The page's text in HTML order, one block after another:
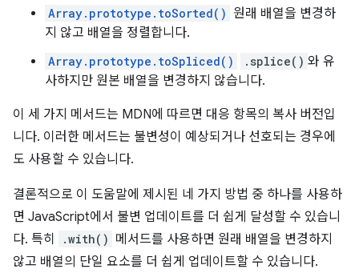
Array.prototype.toSorted() 원래 배열을 변경하
지 않고 배열을 정렬합니다.
Array.prototype.toSpliced() .splice() 와 유
사하지만 원본 배열을 변경하지 않습니다.
이 세 가지 메서드는 MDN에 따르면 대응 항목의 복사 버전입
니다. 이러한 메서드는 불변성이 예상되거나 선호되는 경우에
도 사용할 수 있습니다.
결론적으로 이 도움말에 제시된 네 가지 방법 중 하나를 사용하
면 JavaScript에서 불변 업데이트를 더 쉽게 달성할 수 있습니
다. 특히
.with() 메서드를 사용하면 원래 배열을 변경하지
않고 배열의 단일 요소를 더 쉽게 업데이트할 수 있습니다.